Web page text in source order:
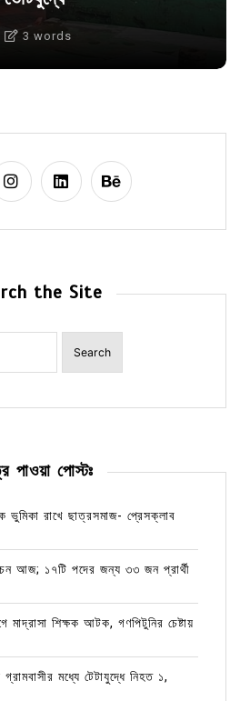
3 words
the Site
পাওয়া পোস্টঃ
ভুমিকা রাখে ছাত্রসমাজ- প্রেসক্লাব
আজ; ১৭টি পদের জন্য ৩৩ জন প্রার্থী
মাদ্রাসা শিক্ষক আটক, গণপিটুনির চেষ্টায়
মধ্যে টেটাযুদ্ধে নিহত ১,